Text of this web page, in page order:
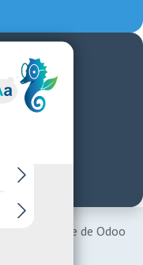
l'app Website de Odoo
s &